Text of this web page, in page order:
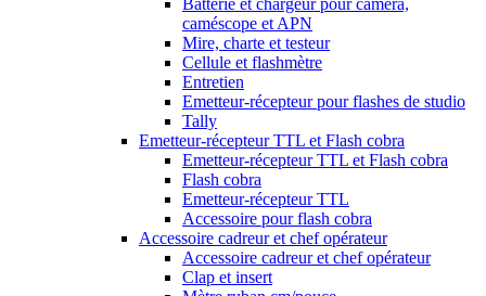
Batterie et chargeur pour caméra,
caméscope et APN
Mire, charte et testeur
Cellule et flashmètre
Entretien
Emetteur-récepteur pour flashes de studio
Tally
Emetteur-récepteur TTL et Flash cobra
Emetteur-récepteur TTL et Flash cobra
Flash cobra
Emetteur-récepteur TTL
Accessoire pour flash cobra
Accessoire cadreur et chef opérateur
Accessoire cadreur et chef opérateur
Clap et insert